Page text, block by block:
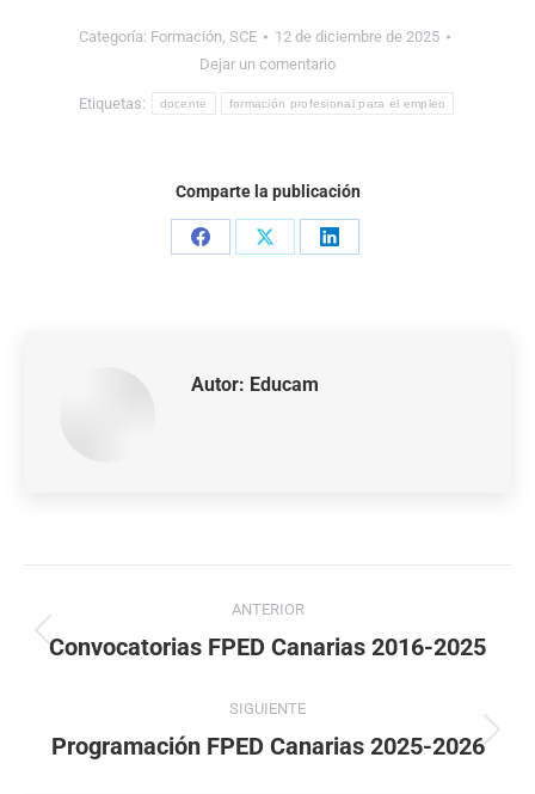
Categoría: Formación, SCE
12 de diciembre de 2025
Dejar un comentario
Etiquetas: docente formación profesional para el empleo
Comparte la publicación
Autor: Educam
ANTERIOR
Convocatorias FPED Canarias 2016-2025
SIGUIENTE
Programación FPED Canarias 2025-2026